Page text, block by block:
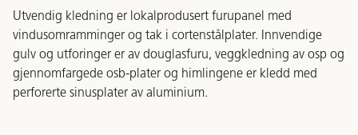
Utvendig kledning er lokalprodusert furupanel med
vindusomramminger og tak i cortenstålplater. Innvendige
gulv og utforinger er av douglasfuru, veggkledning av osp og
gjennomfargede osb-plater og himlingene er kledd med
perforerte sinusplater av aluminium.